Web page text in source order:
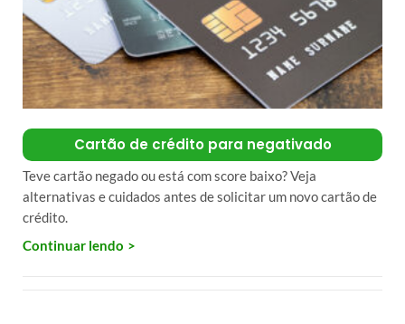
Cartão de crédito para negativado
Teve cartão negado ou está com score baixo? Veja
alternativas e cuidados antes de solicitar um novo cartão de
crédito.
Continuar lendo